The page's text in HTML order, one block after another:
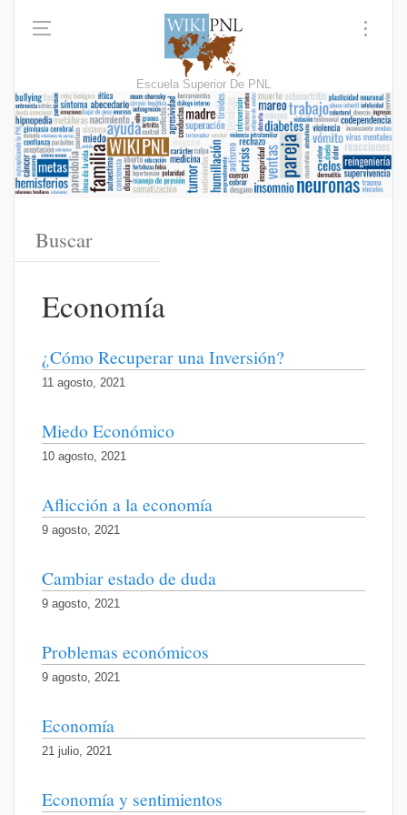
Escuela Superior De PNL
Economía
¿Cómo Recuperar una Inversión?
11 agosto, 2021
Miedo Económico
10 agosto, 2021
Aflicción a la economía
9 agosto, 2021
Cambiar estado de duda
9 agosto, 2021
Problemas económicos
9 agosto, 2021
Economía
21 julio, 2021
Economía y sentimientos